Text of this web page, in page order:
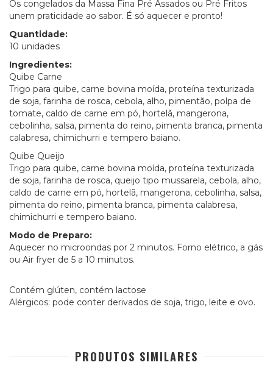
Os congelados da Massa Fina Pré Assados ou Pré Fritos
unem praticidade ao sabor. É só aquecer e pronto!
Quantidade:
10 unidades
Ingredientes:
Quibe Carne
Trigo para quibe, carne bovina moída, proteína texturizada
de soja, farinha de rosca, cebola, alho, pimentão, polpa de
tomate, caldo de carne em pó, hortelã, mangerona,
cebolinha, salsa, pimenta do reino, pimenta branca, pimenta
calabresa, chimichurri e tempero baiano.
Quibe Queijo
Trigo para quibe, carne bovina moída, proteína texturizada
de soja, farinha de rosca, queijo tipo mussarela, cebola, alho,
caldo de carne em pó, hortelã, mangerona, cebolinha, salsa,
pimenta do reino, pimenta branca, pimenta calabresa,
chimichurri e tempero baiano.
Modo de Preparo:
Aquecer no microondas por 2 minutos. Forno elétrico, a gás
ou Air fryer de 5 a 10 minutos.
Contém glúten, contém lactose
Alérgicos: pode conter derivados de soja, trigo, leite e ovo.
PRODUTOS SIMILARES